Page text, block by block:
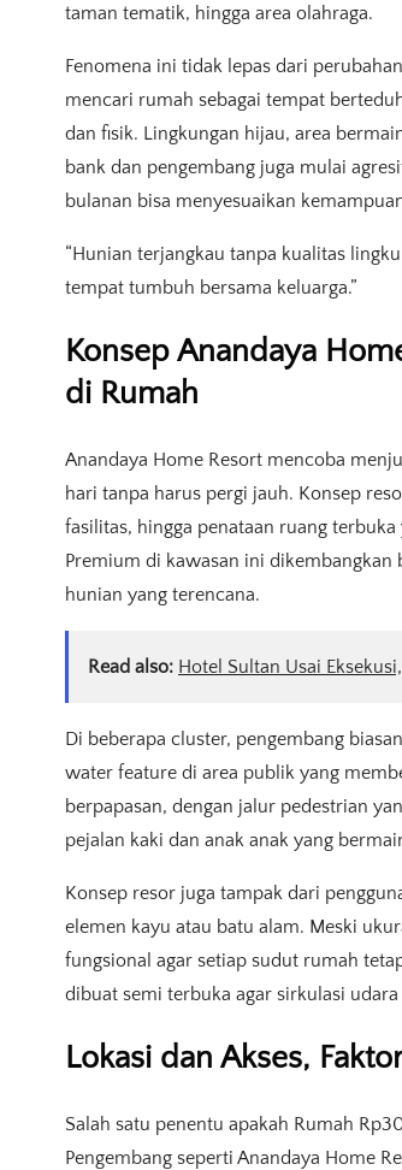
taman tematik, hingga area olahraga.
Fenomena ini tidak lepas dari
mencari rumah sebagai tempat
dan fisik. Lingkungan hijau, area
bank dan pengembang juga mulai
bulanan bisa menyesuaikan
“Hunian terjangkau tanpa kualitas
tempat tumbuh bersama keluarga.”
Konsep Anandaya
di Rumah
Anandaya Home Resort mencoba
hari tanpa harus pergi jauh. Konsep
fasilitas, hingga penataan ruang
Premium di kawasan ini dikembangkan
hunian yang terencana.
Read also: Hotel Sultan Usai
Di beberapa cluster, pengembang
water feature di area publik yang
berpapasan, dengan jalur pedestrian
pejalan kaki dan anak anak yang
Konsep resor juga tampak dari
elemen kayu atau batu alam. Meski
fungsional agar setiap sudut rumah
dibuat semi terbuka agar sirkulasi
Lokasi dan Akses,
Salah satu penentu apakah Rumah
Pengembang seperti Anandaya Home